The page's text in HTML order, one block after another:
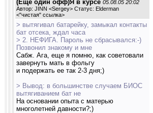
(Еще один офф)Я в курсе 05.08.05 20:02
Автор: JINN <Sergey> Статус: Elderman
<"чистая" ссылка>
> вытягивал батарейку, замыкал контакты
бат отсека, ждал часа
> 2. НЕФИГА. Пароль не сбрасывался:-)
Позвонил знакому и мне
Сабж. Ага, еще я помню, как советовали
завернуть мать в фольгу
и подержать ее так 2-3 дня;)
> Вывод: в большинстве случаем БИОС
вытягиванием бат не
На основании опыта с матерью
многолетней давности?;)